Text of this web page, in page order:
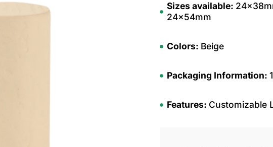
Sizes available:
24x54mm
Colors: Beige
Packaging Information:
Features: Customizable